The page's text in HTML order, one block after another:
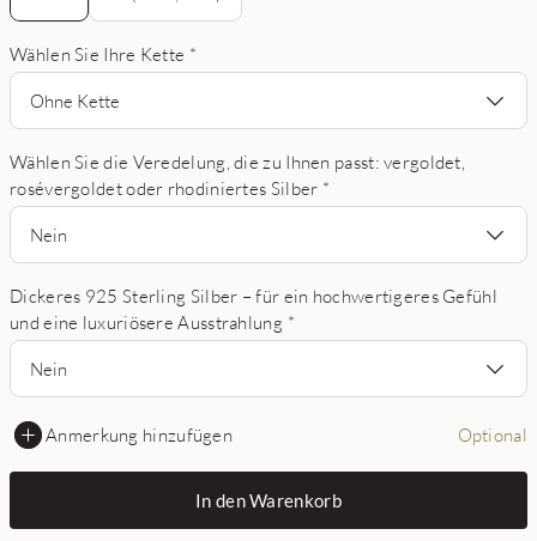
Wählen Sie Ihre Kette *
Ohne Kette
Wählen Sie die Veredelung, die zu Ihnen passt: vergoldet,
rosévergoldet oder rhodiniertes Silber *
Nein
Dickeres 925 Sterling Silber – für ein hochwertigeres Gefühl
und eine luxuriösere Ausstrahlung *
Nein
Anmerkung hinzufügen Optional
In den Warenkorb